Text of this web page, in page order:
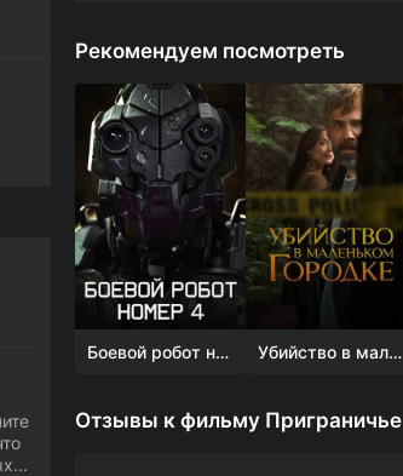
Рекомендуем посмотреть
Боевой робот номер 4 Убийство в маленьком городке
Отзывы к фильму Приграничье